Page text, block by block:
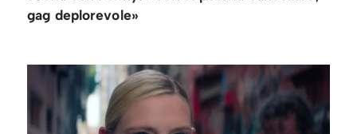
gag deplorevole»